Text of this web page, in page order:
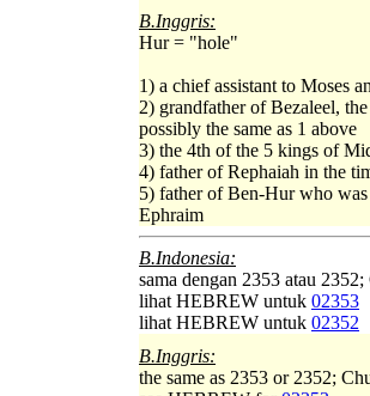
B.Inggris:
Hur = "hole"
1) a chief assistant to Moses
2) grandfather of Bezaleel,
possibly the same as 1 above
3) the 4th of the 5 kings of
4) father of Rephaiah in the
5) father of Ben-Hur who
Ephraim
B.Indonesia:
sama dengan 2353 atau
lihat HEBREW untuk 02353
lihat HEBREW untuk 02352
B.Inggris:
the same as 2353 or 2352;